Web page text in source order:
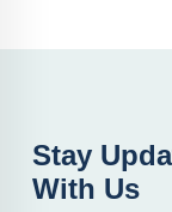
Stay
With Us